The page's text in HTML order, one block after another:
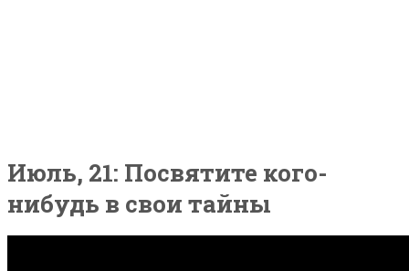
Июль, 21: Посвятите кого-
нибудь в свои тайны